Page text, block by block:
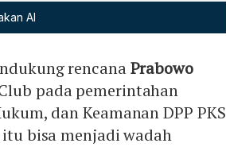
AI
rencanaPrabowo
pada pemerintahan
dan Keamanan DPP PKS
bisa menjadi wadah